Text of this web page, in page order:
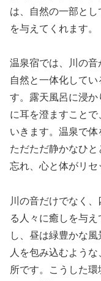
は、自然の一部と
を与えてくれます。
温泉宿では、川の
自然と一体化して
す。露天風呂に浸
に耳を澄ますこと
いきます。温泉で体
ただただ静かなひ
忘れ、心と体がリセ
川の音だけでなく
る人々に癒しを与
し、昼は緑豊かな
人を包み込むよう
所です。こうした